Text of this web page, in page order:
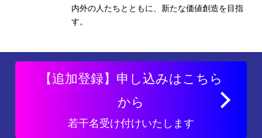
内外の人たちとともに、新たな価値創造を目指
す。
【追加登録】申し込みはこちら
から
若干名受け付けいたします